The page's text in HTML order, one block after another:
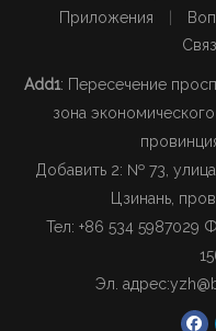
Приложения
Add1: Пересечение
зона
Добавить 2: № 73,
Цзинань,
Тел: +86 534 5987029
Эл. адрес: